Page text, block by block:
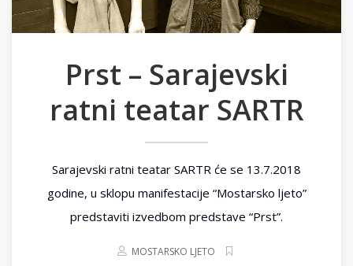
Prst – Sarajevski
ratni teatar SARTR
Sarajevski ratni teatar SARTR će se 13.7.2018
godine, u sklopu manifestacije “Mostarsko ljeto”
predstaviti izvedbom predstave “Prst”.
MOSTARSKO LJETO